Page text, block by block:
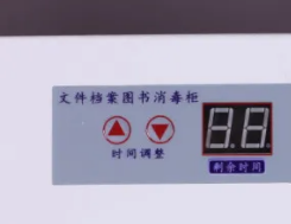
SITEMAP
PRIVACY